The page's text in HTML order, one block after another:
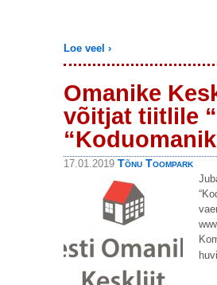
Loe veel ›
Omanike
võitjat tiitlile
17.01.2019 Tõnu Toompark